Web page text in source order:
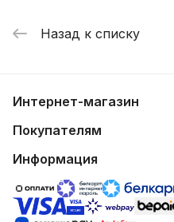
Назад к списку
Интернет-магазин
Покупателям
Информация